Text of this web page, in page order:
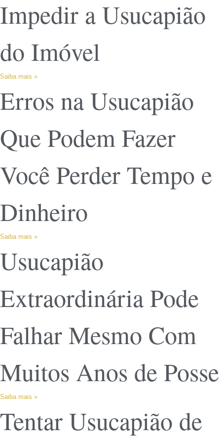
Impedir a Usucapião
do Imóvel
Saiba mais »
Erros na Usucapião
Que Podem Fazer
Você Perder Tempo e
Dinheiro
Saiba mais »
Usucapião
Extraordinária Pode
Falhar Mesmo Com
Muitos Anos de Posse
Saiba mais »
Tentar Usucapião de